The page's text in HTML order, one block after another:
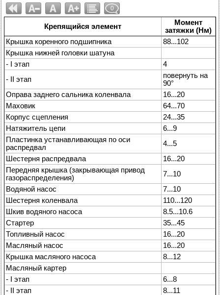
0
Крепящийся элемент
Момент
затяжки (Нм)
Крышка коренного подшипника
88...102
Крышка нижней головки шатуна
- I этап
4
- II этап
повернуть на
90°
Оправа заднего сальника коленвала
16...20
Маховик
64...70
Корпус сцепления
24...35
Натяжитель цепи
6...9
Пластинка устанавливающая по оси
распредвал
4...5
Шестерня распредвала
16...20
Передняя крышка (закрывающая привод
газораспределения)
7...10
Водяной насос
7...10
Шестерня коленвала
110...120
Шкив водяного насоса
8.5...10.6
Стартер
35...45
Топливный насос
16...20
Масляный насос
16...20
Крышка масляного насоса
8...12
Масляный картер
- I этап
6...8
- II этап
8...11